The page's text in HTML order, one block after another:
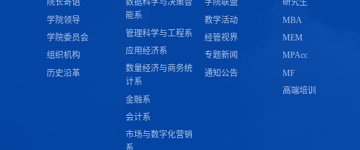
院长寄语
学院领导
学院委员会
组织机构
历史沿革
数据科学与决策智
能系
管理科学与工程系
应用经济系
数量经济与商务统
计系
金融系
会计系
市场与数字化营销
学院联盟
教学活动
经管视界
专题新闻
通知公告
研究生
MBA
MEM
MPAcc
MF
高端培训